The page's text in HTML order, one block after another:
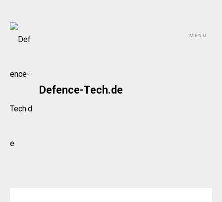
Skip
Defence-Tech.de
MENU